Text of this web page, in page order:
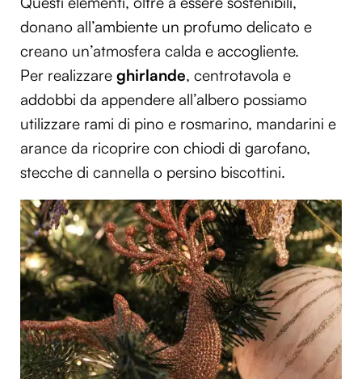
donano all’ambiente un profumo delicato e
creano un’atmosfera calda e accogliente.
Per realizzare ghirlande, centrotavola e
addobbi da appendere all’albero possiamo
utilizzare rami di pino e rosmarino, mandarini e
arance da ricoprire con chiodi di garofano,
stecche di cannella o persino biscottini.